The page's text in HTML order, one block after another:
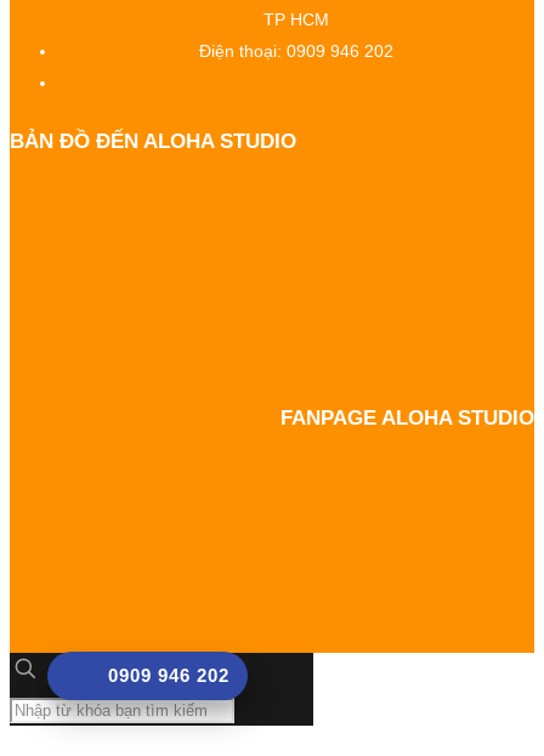
TP HCM
Điện thoại: 0909 946 202
BẢN ĐỒ ĐẾN ALOHA STUDIO
FANPAGE ALOHA STUDIO
0909 946 202